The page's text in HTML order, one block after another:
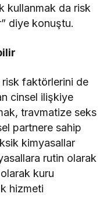
kullanmak da risk
diye konuştu.
faktörlerini de
cinsel ilişkiye
travmatize seks
partnere sahip
kimyasallar
rutin olarak
kuru
hizmeti